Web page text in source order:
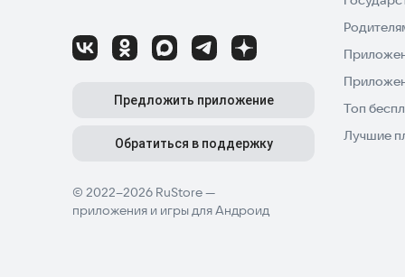
© 2022–2026 RuStore —
приложения и игры для Андроид
Предложить приложение
Обратиться в поддержку
Топ
Лучшие